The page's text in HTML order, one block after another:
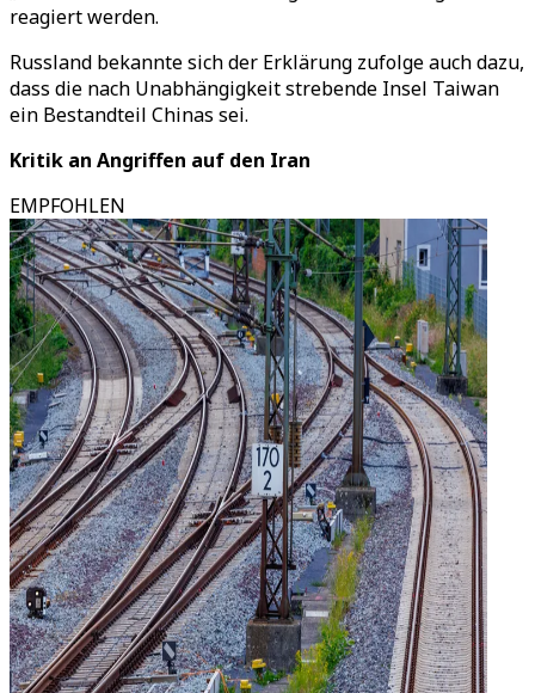
reagiert werden.
Russland bekannte sich der Erklärung zufolge auch dazu,
dass die nach Unabhängigkeit strebende Insel Taiwan
ein Bestandteil Chinas sei.
Kritik an Angriffen auf den Iran
EMPFOHLEN